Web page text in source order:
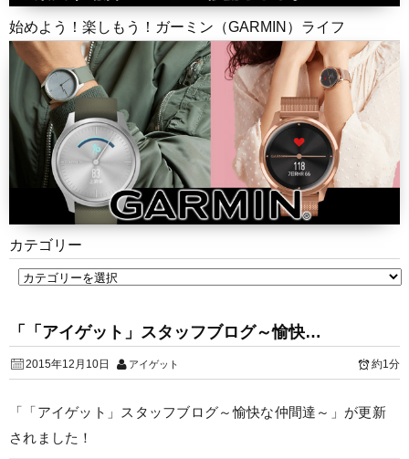
始めよう！楽しもう！ガーミン（GARMIN）ライフ
カテゴリー
「「アイゲット」スタッフブログ～愉快…
2015年12月10日 アイゲット 約1分
「「アイゲット」スタッフブログ～愉快な仲間達～」が更新
されました！